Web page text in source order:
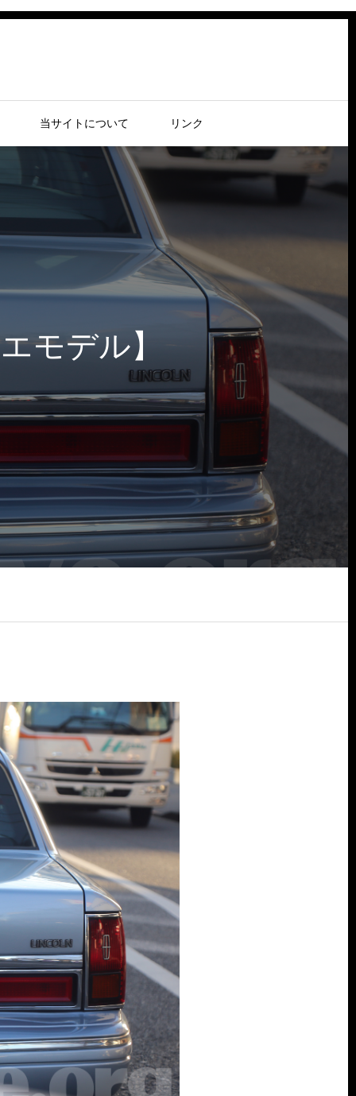
当サイトについて リンク
モデル】